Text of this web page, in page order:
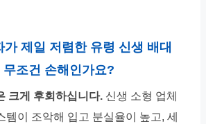
제일 저렴한 유령 신생 배대
조건 손해인가요?
크게 후회하십니다. 신생 소형 업체
템이 조악해 입고 분실율이 높고, 세